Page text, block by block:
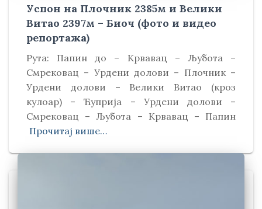
Успон на Плочник 2385м и Велики
Витао 2397м – Биоч (фото и видео
репортажа)
Рута: Папин до – Крвавац – Љубота –
Смрековац – Урдени долови – Плочник –
Урдени долови – Велики Витао (кроз
кулоар) – Ћуприја – Урдени долови –
Смрековац – Љубота – Крвавац – Папин
Прочитај више…